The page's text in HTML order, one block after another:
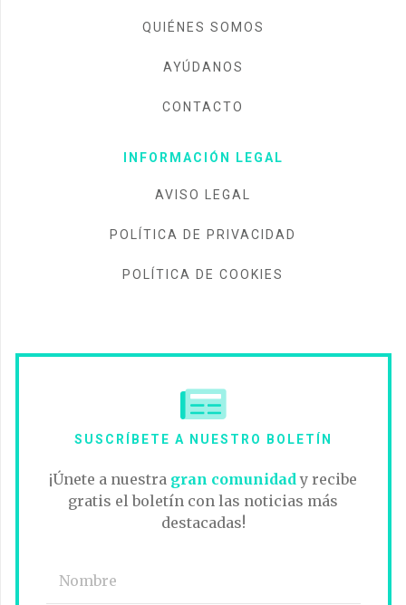
QUIÉNES SOMOS
AYÚDANOS
CONTACTO
INFORMACIÓN LEGAL
AVISO LEGAL
POLÍTICA DE PRIVACIDAD
POLÍTICA DE COOKIES
SUSCRÍBETE A NUESTRO BOLETÍN
¡Únete a nuestra gran comunidad y recibe
gratis el boletín con las noticias más
destacadas!